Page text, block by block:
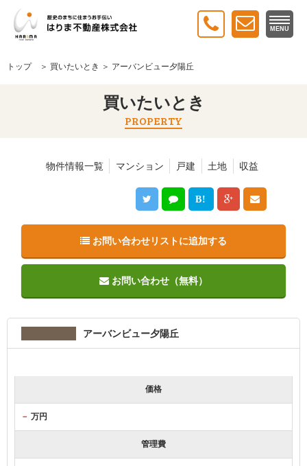
MENU
トップ＞ 買いたいとき ＞ アーバンビュー夕陽丘
買いたいとき
PROPERTY
物件情報一覧 マンション 戸建 土地 収益
B!
お問い合わせリストに追加する
お問い合わせ（無料）
アーバンビュー夕陽丘
価格
－ 万円
管理費